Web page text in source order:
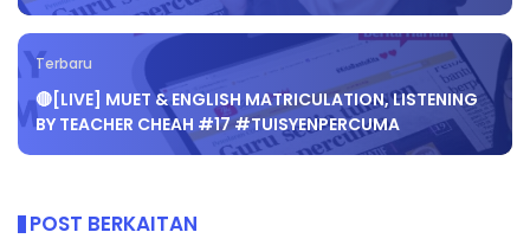
Terbaru
🔴[LIVE] MUET & ENGLISH MATRICULATION, LISTENING
BY TEACHER CHEAH #17 #TUISYENPERCUMA
POST BERKAITAN